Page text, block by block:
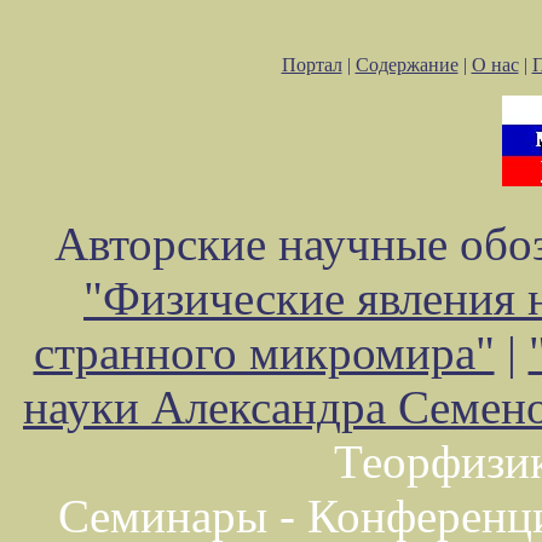
Портал| Содержание| О нас|
Авторские научные
"Физические явления
странного микромира" |
науки Александра
Семинары -